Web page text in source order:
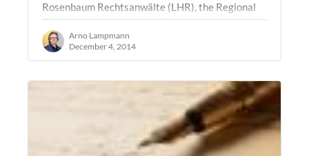
Rosenbaum Rechtsanwälte (LHR), the Regional
Court of Cologne (LG Köln, Beschluss v.
26.11.2014, Az. 28 O 518/14) issued an…
Arno Lampmann
December 4, 2014